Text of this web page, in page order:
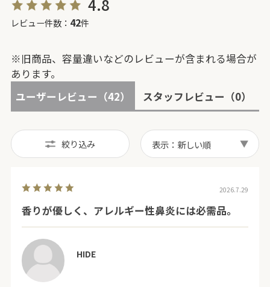
4.8
レビュー件数： 42件
※旧商品、容量違いなどのレビューが含まれる場合が
あります。
ユーザーレビュー （42） スタッフレビュー （0）
絞り込み 表示：新しい順
2026.7.29
香りが優しく、アレルギー性鼻炎には必需品。
HIDE